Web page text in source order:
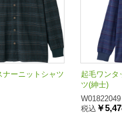
ナーニットシャツ
起毛ワンタ
ツ(紳士)
W01822049
税込 ￥